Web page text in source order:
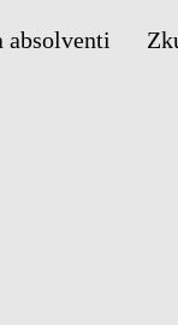
absolventi